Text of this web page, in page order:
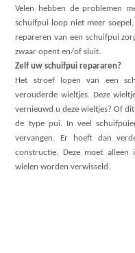
Velen hebben de problemen
schuifpui loop niet meer
repareren van een schuifpui
zwaar opent en/of sluit.
Zelf uw schuifpui repararen?
Het stroef lopen van een
verouderde wieltjes. Deze
vernieuwd u deze wieltjes? Of
de type pui. In veel
vervangen. Er hoeft dan
constructie. Deze moet alleen
wielen worden verwisseld.